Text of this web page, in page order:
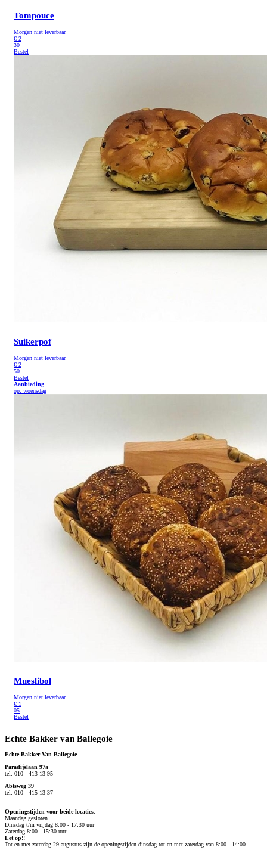
Tompouce
Morgen niet leverbaar
€ 2
30
Bestel
Suikerpof
Morgen niet leverbaar
€ 2
50
Bestel
Aanbieding
op: woensdag
Mueslibol
Morgen niet leverbaar
€ 1
05
Bestel
Echte Bakker van Ballegoie
Echte Bakker Van Ballegoie
Paradijslaan 97a
tel: 010 - 413 13 95
Abtsweg 39
tel: 010 - 415 13 37
Openingstijden voor beide locaties:
Maandag gesloten
Dinsdag t/m vrijdag 8:00 - 17:30 uur
Zaterdag 8:00 - 15:30 uur
Let op!!
Tot en met zaterdag 29 augustus zijn de openingstijden dinsdag tot en met zaterdag van 8:00 - 14:00.